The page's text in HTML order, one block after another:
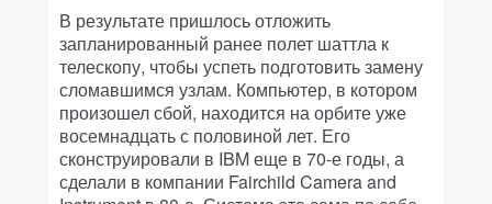
В результате пришлось отложить
запланированный ранее полет шаттла к
телескопу, чтобы успеть подготовить замену
сломавшимся узлам. Компьютер, в котором
произошел сбой, находится на орбите уже
восемнадцать с половиной лет. Его
сконструировали в IBM еще в 70-е годы, а
сделали в компании Fairchild Camera and